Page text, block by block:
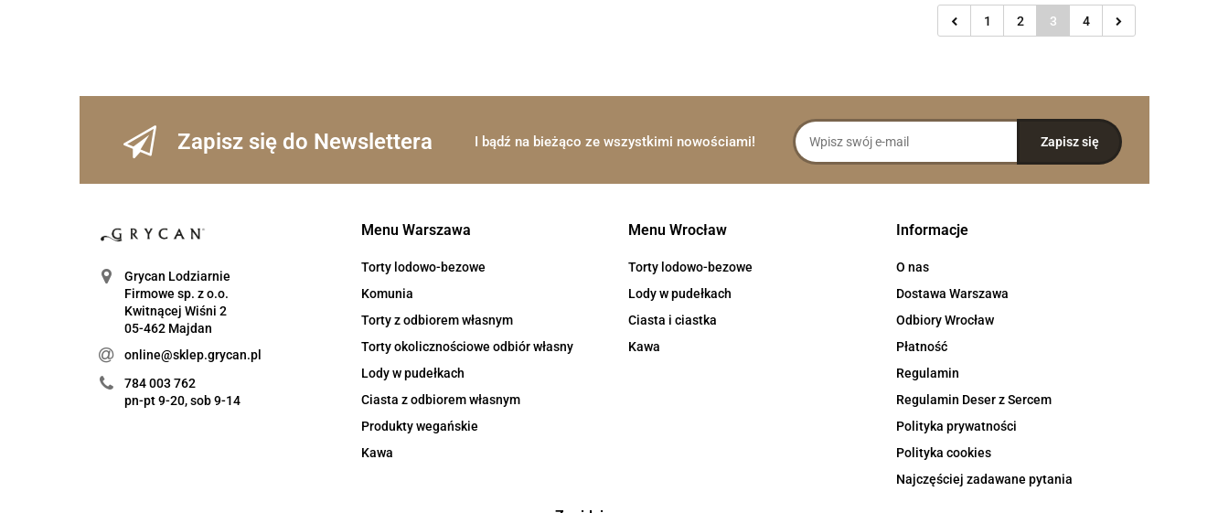
1 2 3 4
Zapisz się do Newslettera I bądź na bieżąco ze wszystkimi nowościami!
Grycan Lodziarnie
Firmowe sp. z o.o.
Kwitnącej Wiśni 2
05-462 Majdan
online@sklep.grycan.pl
784 003 762
pn-pt 9-20, sob 9-14
Menu Warszawa
Torty lodowo-bezowe
Komunia
Torty z odbiorem własnym
Torty okolicznościowe odbiór własny
Lody w pudełkach
Ciasta z odbiorem własnym
Produkty wegańskie
Kawa
Menu Wrocław
Torty lodowo-bezowe
Lody w pudełkach
Ciasta i ciastka
Kawa
Informacje
O nas
Dostawa Warszawa
Odbiory Wrocław
Płatność
Regulamin
Regulamin Deser z Sercem
Polityka prywatności
Polityka cookies
Najczęściej zadawane pytania